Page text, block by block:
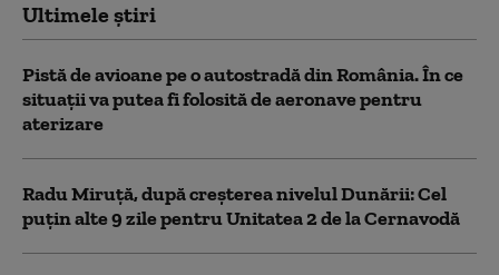
Ultimele știri
Pistă de avioane pe o autostradă din România. În ce
situații va putea fi folosită de aeronave pentru
aterizare
Radu Miruță, după creșterea nivelul Dunării: Cel
puțin alte 9 zile pentru Unitatea 2 de la Cernavodă